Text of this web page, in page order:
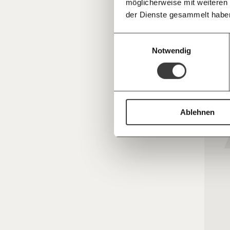
möglicherweise mit
der Dienste gesammelt
Notwendig
Ablehnen
Deine Spende absetzen:Fragen und
des